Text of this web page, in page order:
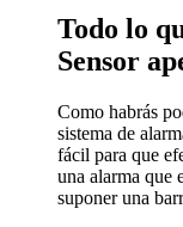
Todo lo
Sensor
Como habrás
sistema de
fácil para que
una alarma que
suponer una